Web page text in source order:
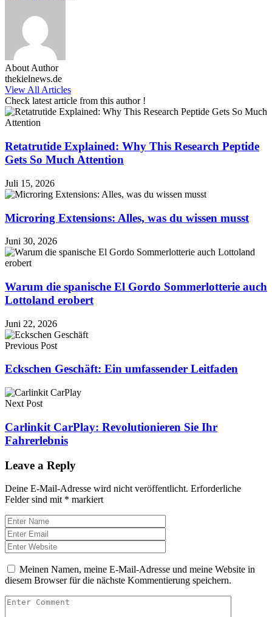
About Author
thekielnews.de
View All Articles
Check latest article from this author !
Retatrutide Explained: Why This Research Peptide
Gets So Much Attention
Juli 15, 2026
Microring Extensions: Alles, was du wissen musst
Juni 30, 2026
Warum die spanische El Gordo Sommerlotterie auch
Lottoland erobert
Juni 22, 2026
Previous Post
Eckschen Geschäft: Ein umfassender Leitfaden
Next Post
Carlinkit CarPlay: Revolutionieren Sie Ihr
Fahrerlebnis
Leave a Reply
Deine E-Mail-Adresse wird nicht veröffentlicht. Erforderliche
Felder sind mit * markiert
Meinen Namen, meine E-Mail-Adresse und meine Website in
diesem Browser für die nächste Kommentierung speichern.